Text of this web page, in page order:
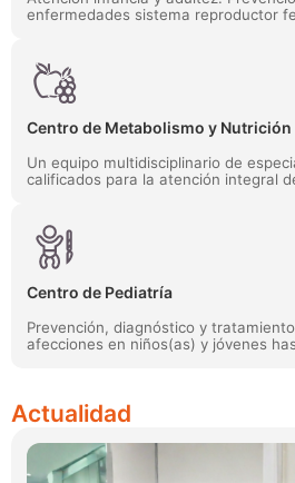
enfermedades sistema reproductor
Centro de Metabolismo y Nutrición
Un equipo multidisciplinario de
calificados para la atención integral
Centro de Pediatría
Prevención, diagnóstico y
afecciones en niños(as) y jóvenes
Actualidad